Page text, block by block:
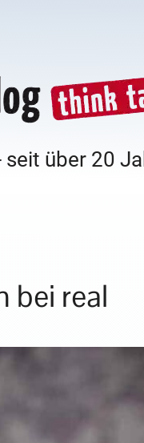
seit über 20
bei real